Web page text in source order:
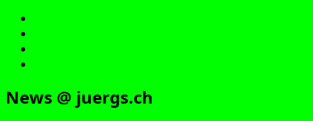
News @ juergs.ch